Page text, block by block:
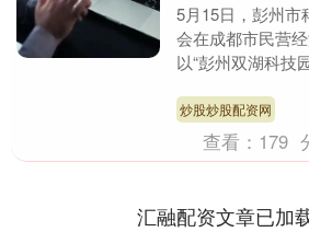
5月15日，彭州市
会在成都市民营
以“彭州双湖科技
场景需求清单....
炒股炒股配资网
查看： 179
汇融配资文章已加